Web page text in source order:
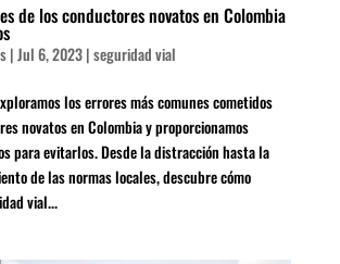
de los conductores novatos en Colombia
|Jul 6, 2023|seguridad vial
los errores más comunes cometidos
novatos en Colombia y proporcionamos
para evitarlos. Desde la distracción hasta la
de las normas locales, descubre cómo
vial...